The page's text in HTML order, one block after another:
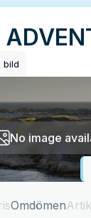
bild
No image
Omdömen